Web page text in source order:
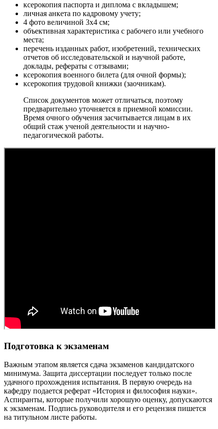
ксерокопия паспорта и диплома с вкладышем;
личная анкета по кадровому учету;
4 фото величиной 3х4 см;
объективная характеристика с рабочего или учебного
места;
перечень изданных работ, изобретений, технических
отчетов об исследовательской и научной работе,
доклады, рефераты с отзывами;
ксерокопия военного билета (для очной формы);
ксерокопия трудовой книжки (заочникам).
Список документов может отличаться, поэтому
предварительно уточняется в приемной комиссии.
Время очного обучения засчитывается лицам в их
общий стаж ученой деятельности и научно-
педагогической работы.
Подготовка к экзаменам
Важным этапом является сдача экзаменов кандидатского
минимума. Защита диссертации последует только после
удачного прохождения испытания. В первую очередь на
кафедру подается реферат «История и философия науки».
Аспиранты, которые получили хорошую оценку, допускаются
к экзаменам. Подпись руководителя и его рецензия пишется
на титульном листе работы.